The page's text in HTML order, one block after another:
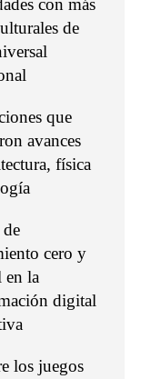
con más
de
que
avances
física
de
cero y
en la
digital
los juegos